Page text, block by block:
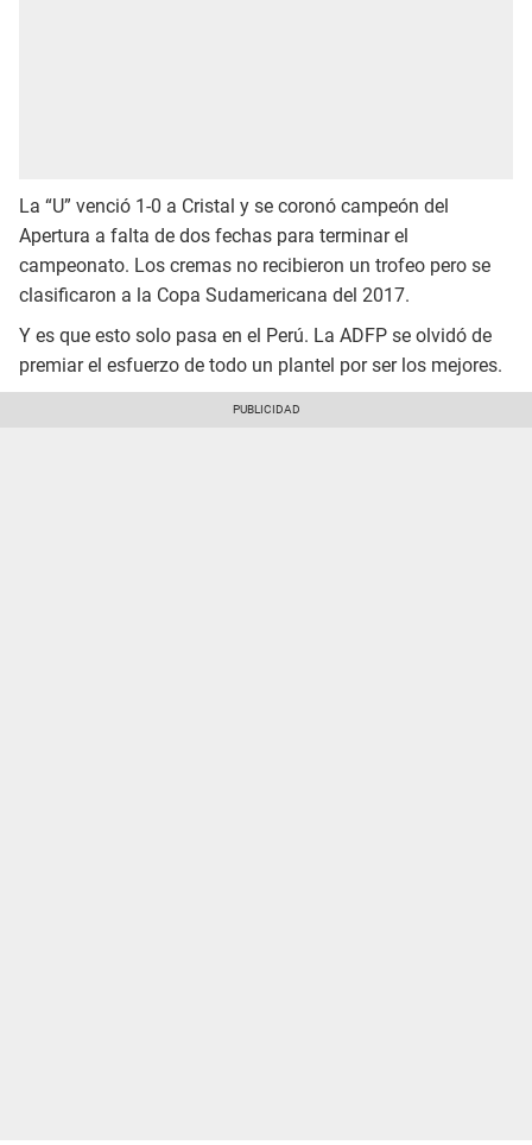
La “U” venció 1-0 a Cristal y se coronó campeón del
Apertura a falta de dos fechas para terminar el
campeonato. Los cremas no recibieron un trofeo pero se
clasificaron a la Copa Sudamericana del 2017.
Y es que esto solo pasa en el Perú. La ADFP se olvidó de
premiar el esfuerzo de todo un plantel por ser los mejores.